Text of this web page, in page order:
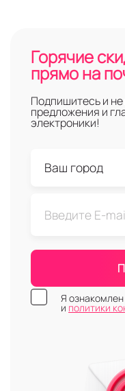
Горячие
прямо на
Подпишитесь и
предложения и
электроники!
Я
и политики